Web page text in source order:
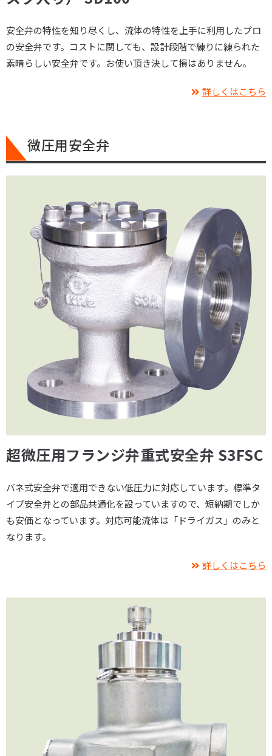
安全弁の特性を知り尽くし、流体の特性を上手に利用したプロ
の安全弁です。コストに関しても、設計段階で練りに練られた
素晴らしい安全弁です。お使い頂き決して損はありません。
詳しくはこちら
微圧用安全弁
超微圧用フランジ弁重式安全弁 S3FSC
バネ式安全弁で適用できない低圧力に対応しています。標準タ
イプ安全弁との部品共通化を設っていますので、短納期でしか
も安価となっています。対応可能流体は「ドライガス」のみと
なります。
詳しくはこちら